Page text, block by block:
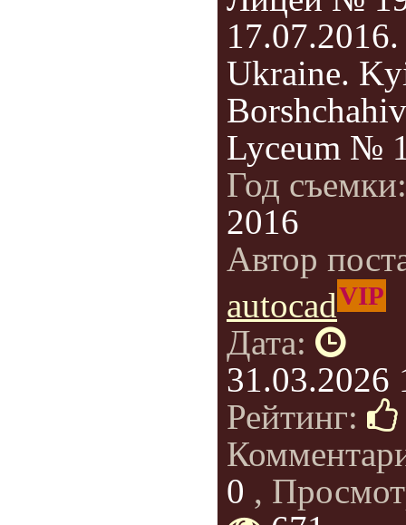
17.07.2016.
Ukraine.
Lyceum №
Год
2016
Автор
autocadVIP
Дата:
31.03.2026
Рейтинг:
0 ,